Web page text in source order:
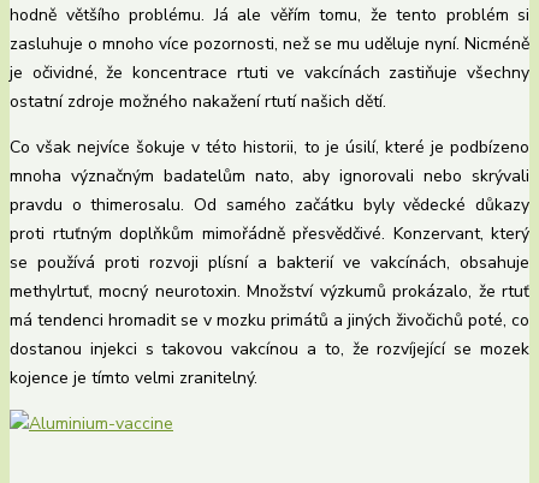
hodně většího problému. Já ale věřím tomu, že tento problém si
zasluhuje o mnoho více pozornosti, než se mu uděluje nyní. Nicméně
je očividné, že koncentrace rtuti ve vakcínách zastiňuje všechny
ostatní zdroje možného nakažení rtutí našich dětí.
Co však nejvíce šokuje v této historii, to je úsilí, které je podbízeno
mnoha význačným badatelům nato, aby ignorovali nebo skrývali
pravdu o thimerosalu. Od samého začátku byly vědecké důkazy
proti rtuťným doplňkům mimořádně přesvědčivé. Konzervant, který
se používá proti rozvoji plísní a bakterií ve vakcínách, obsahuje
methylrtuť, mocný neurotoxin. Množství výzkumů prokázalo, že rtuť
má tendenci hromadit se v mozku primátů a jiných živočichů poté, co
dostanou injekci s takovou vakcínou a to, že rozvíjející se mozek
kojence je tímto velmi zranitelný.